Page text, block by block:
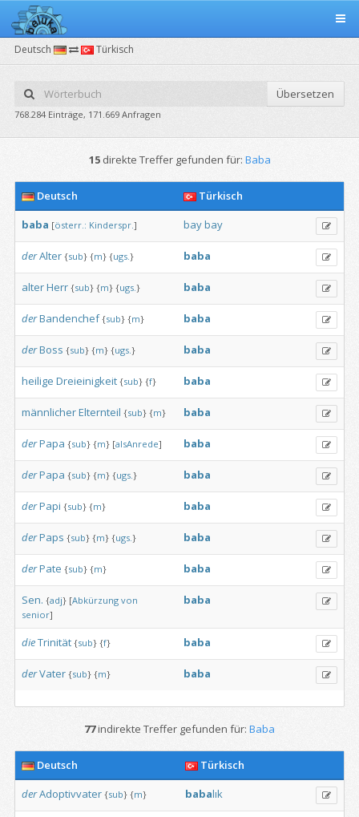
Deutsch Türkisch
Übersetzen
768.284 Einträge, 171.669 Anfragen
15 direkte Treffer gefunden für: Baba
Deutsch
Türkisch
baba [österr.: Kinderspr.] baybay
derAlter {sub} {m} {ugs.} baba
alterHerr {sub} {m} {ugs.} baba
derBandenchef {sub} {m} baba
derBoss {sub} {m} {ugs.} baba
heilige Dreieinigkeit {sub} {f} baba
männlicherElternteil {sub} {m} baba
derPapa {sub} {m} [alsAnrede] baba
derPapa {sub} {m} {ugs.} baba
derPapi {sub} {m} baba
derPaps {sub} {m} {ugs.} baba
derPate {sub} {m} baba
Sen. {adj} [Abkürzung von
senior]
baba
dieTrinität {sub} {f} baba
derVater {sub} {m} baba
77indirekte Treffer gefunden für: Baba
Deutsch
Türkisch
derAdoptivvater {sub} {m} babalık